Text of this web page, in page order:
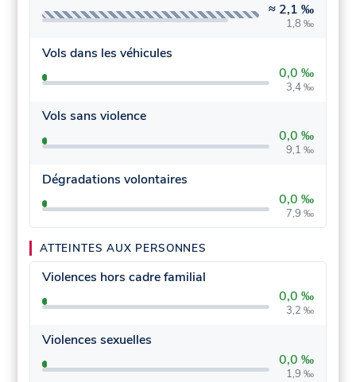
≈ 2,1 ‰
1,8 ‰
Vols dans les véhicules
0,0 ‰
3,4 ‰
Vols sans violence
0,0 ‰
9,1 ‰
Dégradations volontaires
0,0 ‰
7,9 ‰
ATTEINTES AUX PERSONNES
Violences hors cadre familial
0,0 ‰
3,2 ‰
Violences sexuelles
0,0 ‰
1,9 ‰